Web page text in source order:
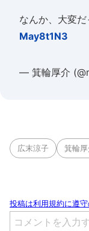
なんか、大変だ
May8t1N3
— 箕輪厚介
広末涼子 箕輪